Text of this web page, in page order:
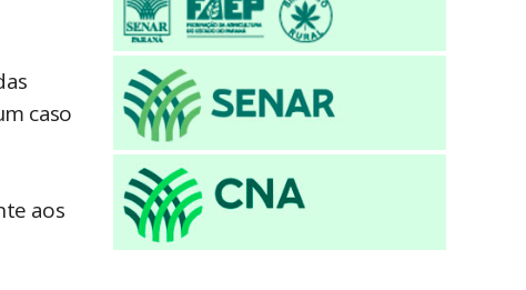
caso
aos